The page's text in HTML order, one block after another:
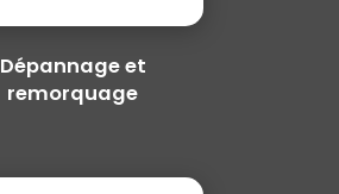
Dépannage et
remorquage